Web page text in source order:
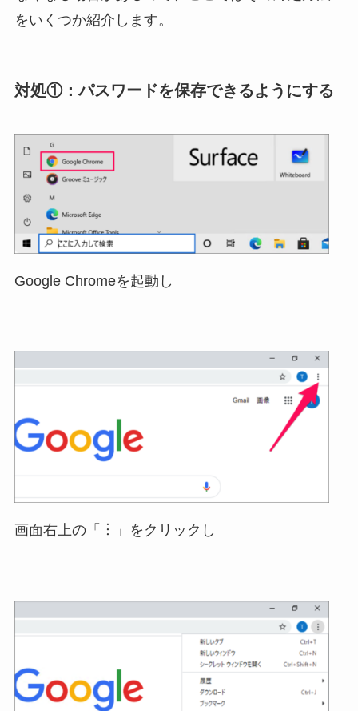
をいくつか紹介します。
対処①：パスワードを保存できるようにする
Google Chromeを起動し
画面右上の「︙」をクリックし